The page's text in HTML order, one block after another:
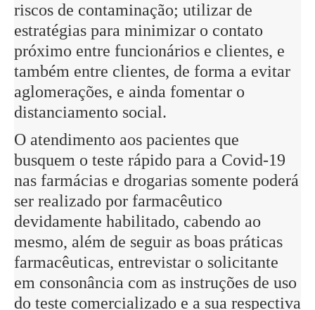
riscos de contaminação; utilizar de
estratégias para minimizar o contato
próximo entre funcionários e clientes, e
também entre clientes, de forma a evitar
aglomerações, e ainda fomentar o
distanciamento social.
O atendimento aos pacientes que
busquem o teste rápido para a Covid-19
nas farmácias e drogarias somente poderá
ser realizado por farmacêutico
devidamente habilitado, cabendo ao
mesmo, além de seguir as boas práticas
farmacêuticas, entrevistar o solicitante
em consonância com as instruções de uso
do teste comercializado e a sua respectiva